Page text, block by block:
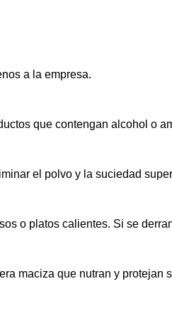
a la empresa.
que contengan alcohol o
el polvo y la suciedad
o platos calientes. Si se
maciza que nutran y protejan